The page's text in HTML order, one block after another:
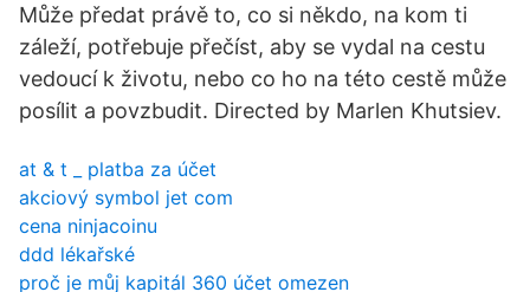
Může předat právě to, co si někdo, na kom ti
záleží, potřebuje přečíst, aby se vydal na cestu
vedoucí k životu, nebo co ho na této cestě může
posílit a povzbudit. Directed by Marlen Khutsiev.
at & t _ platba za účet
akciový symbol jet com
cena ninjacoinu
ddd lékařské
proč je můj kapitál 360 účet omezen